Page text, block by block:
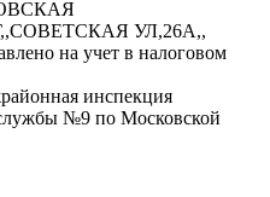
УЛ,26А,,
на учет в налоговом
инспекция
№9 по Московской